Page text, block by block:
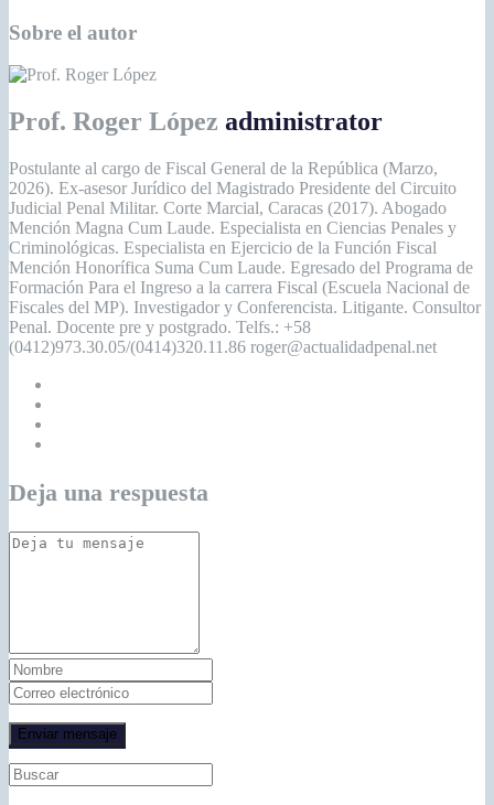
Sobre el autor
Prof. Roger López administrator
Postulante al cargo de Fiscal General de la República (Marzo,
2026). Ex-asesor Jurídico del Magistrado Presidente del Circuito
Judicial Penal Militar. Corte Marcial, Caracas (2017). Abogado
Mención Magna Cum Laude. Especialista en Ciencias Penales y
Criminológicas. Especialista en Ejercicio de la Función Fiscal
Mención Honorífica Suma Cum Laude. Egresado del Programa de
Formación Para el Ingreso a la carrera Fiscal (Escuela Nacional de
Fiscales del MP). Investigador y Conferencista. Litigante. Consultor
Penal. Docente pre y postgrado. Telfs.: +58
(0412)973.30.05/(0414)320.11.86 roger@actualidadpenal.net
Deja una respuesta